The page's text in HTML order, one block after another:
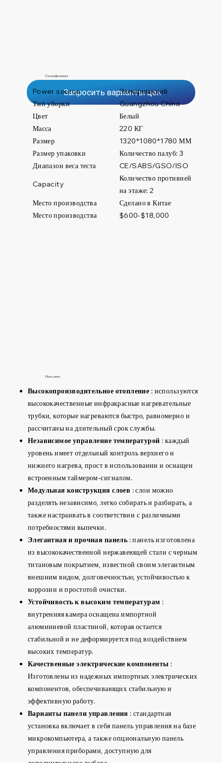
Запросить варианты цен
Power source
Электрический
Тип уборки
Масса
Цвет Белый
1320*1080*1780 ММ
Размер упаковки
Размер
Capacity
Диапазон веса теста CE/SABS/GSO/ISO
Сделано в Китае
Место производства
Место производства
Guangzhou China
220 КГ
Количество палуб: 3
Количество противней
на этаже: 2
$600-$18,000
Спецификация
Высокопроизводительное отопление : используются
высококачественные инфракрасные нагревательные
трубки, которые нагреваются быстро, равномерно и
рассчитаны на длительный срок службы.
Независимое управление температурой : каждый
уровень имеет отдельный контроль верхнего и
нижнего нагрева, прост в использовании и оснащен
встроенным таймером-сигналом.
Модульная конструкция слоев : слои можно
разделять независимо, легко собирать и разбирать, а
также настраивать в соответствии с различными
потребностями выпечки.
Элегантная и прочная панель : панель изготовлена
из высококачественной нержавеющей стали с черным
титановым покрытием, известной своим элегантным
внешним видом, долговечностью, устойчивостью к
коррозии и простотой очистки.
Устойчивость к высоким температурам :
внутренняя камера оснащена импортной
алюминиевой пластиной, которая остается
стабильной и не деформируется под воздействием
высоких температур.
Качественные электрические компоненты :
Изготовлены из надежных импортных электрических
компонентов, обеспечивающих стабильную и
эффективную работу.
Варианты панели управления : стандартная
установка включает в себя панель управления на базе
микрокомпьютера, а также опциональную панель
управления приборами, доступную для
Описание